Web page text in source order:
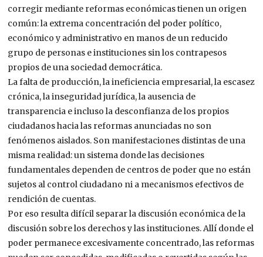
corregir mediante reformas económicas tienen un origen
común: la extrema concentración del poder político,
económico y administrativo en manos de un reducido
grupo de personas e instituciones sin los contrapesos
propios de una sociedad democrática.
La falta de producción, la ineficiencia empresarial, la escasez
crónica, la inseguridad jurídica, la ausencia de
transparencia e incluso la desconfianza de los propios
ciudadanos hacia las reformas anunciadas no son
fenómenos aislados. Son manifestaciones distintas de una
misma realidad: un sistema donde las decisiones
fundamentales dependen de centros de poder que no están
sujetos al control ciudadano ni a mecanismos efectivos de
rendición de cuentas.
Por eso resulta difícil separar la discusión económica de la
discusión sobre los derechos y las instituciones. Allí donde el
poder permanece excesivamente concentrado, las reformas